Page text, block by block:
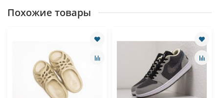
Похожие товары